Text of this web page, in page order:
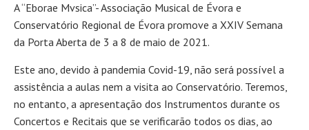
A “Eborae Mvsica”- Associação Musical de Évora e
Conservatório Regional de Évora promove a XXIV Semana
da Porta Aberta de 3 a 8 de maio de 2021.
Este ano, devido à pandemia Covid-19, não será possível a
assistência a aulas nem a visita ao Conservatório. Teremos,
no entanto, a apresentação dos Instrumentos durante os
Concertos e Recitais que se verificarão todos os dias, ao